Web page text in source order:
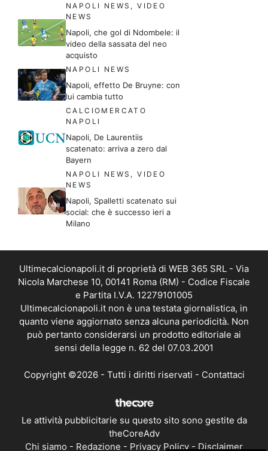
NAPOLI NEWS ,VIDEO
NEWS
Napoli, che gol di Ndombele: il
video della sassata del neo
acquisto
NAPOLI NEWS
Napoli, effetto De Bruyne: con
lui cambia tutto
CALCIOMERCATO
NAPOLI
Napoli, De Laurentiis
scatenato: arriva a zero dal
Bayern
NAPOLI NEWS ,VIDEO
NEWS
Napoli, Spalletti scatenato sui
social: che è successo ieri a
Milano
Ultimecalcionapoli.it di proprietà di WEB 365 SRL - Via
Nicola Marchese 10, 00141 Roma (RM) - Codice Fiscale
e Partita I.V.A. 12279101005
Ultimecalcionapoli.it non è una testata giornalistica, in
quanto viene aggiornato senza alcuna periodicità. Non
può pertanto considerarsi un prodotto editoriale ai
sensi della legge n. 62 del 07.03.2001
Copyright ©2026 - Tutti i diritti riservati - Contattaci
Le attività pubblicitarie su questo sito sono gestite da
theCoreAdv
Chi siamo - Redazione - Privacy Policy-Disclaimer